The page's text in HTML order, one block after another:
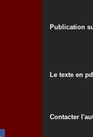
Publication
Le texte en
Contacter